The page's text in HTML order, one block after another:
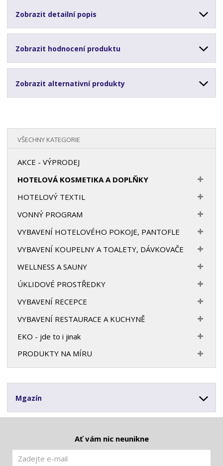
Zobrazit detailní popis
Zobrazit hodnocení produktu
Zobrazit alternativní produkty
VŠECHNY KATEGORIE
AKCE - VÝPRODEJ
HOTELOVÁ KOSMETIKA A DOPLŇKY
HOTELOVÝ TEXTIL
VONNÝ PROGRAM
VYBAVENÍ HOTELOVÉHO POKOJE, PANTOFLE
VYBAVENÍ KOUPELNY A TOALETY, DÁVKOVAČE
WELLNESS A SAUNY
ÚKLIDOVÉ PROSTŘEDKY
VYBAVENÍ RECEPCE
VYBAVENÍ RESTAURACE A KUCHYNĚ
EKO - jde to i jinak
PRODUKTY NA MÍRU
Mgazín
Ať vám nic neunikne